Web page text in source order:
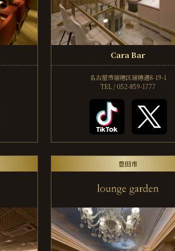
Cara Bar
名古屋市瑞穂区瑞穂通8-19-1
TEL / 052-859-1777
豊田市